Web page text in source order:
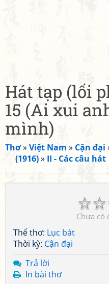
Hát tạp (lối
15 (Ai xui
mình)
Thơ»Việt Nam » Cận đại
(1916)» II - Các câu hát
☆
☆
Chưa có
Thể thơ: Lục bát
Thời kỳ: Cận đại
Trả lời
In bài thơ